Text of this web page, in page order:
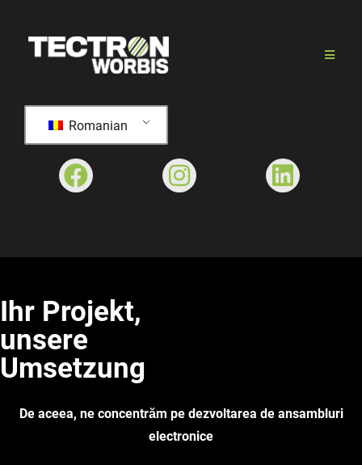
Romanian
Ihr Projekt,
unsere
Umsetzung
De aceea, ne concentrăm pe dezvoltarea de ansambluri
electronice